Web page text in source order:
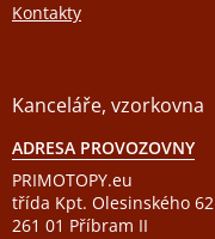
Kontakty
Kanceláře, vzorkovna
ADRESA PROVOZOVNY
PRIMOTOPY.eu
třída Kpt. Olesinského 62
261 01 Příbram II